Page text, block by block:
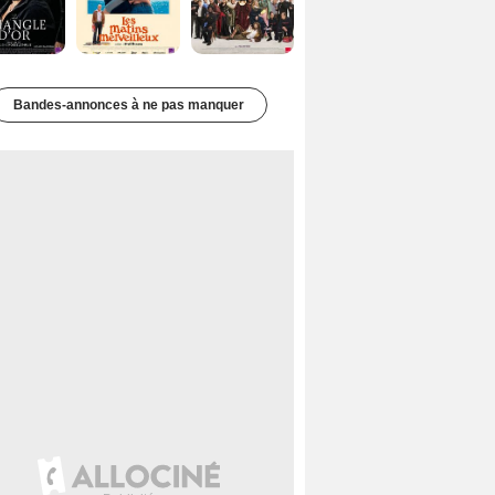
Bandes-annonces à ne pas manquer